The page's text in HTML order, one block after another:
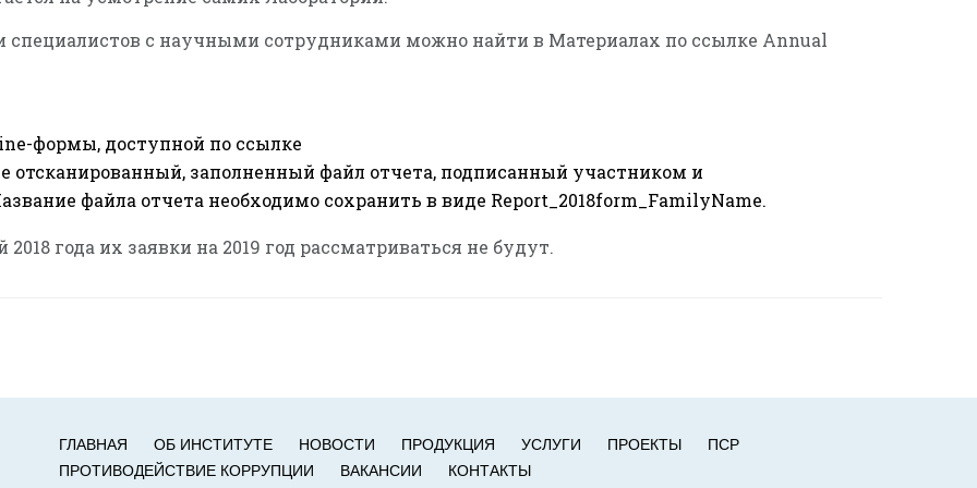
специалистов с научными сотрудниками можно найти в Материалах по ссылке Annual
формы, доступной по ссылке
отсканированный, заполненный файл отчета, подписанный участником и
файла отчета необходимо сохранить в виде Report_2018form_FamilyName.
года их заявки на 2019 год рассматриваться не будут.
ГЛАВНАЯ ОБ ИНСТИТУТЕ НОВОСТИ ПРОДУКЦИЯ УСЛУГИ ПРОЕКТЫ
ПСР
ПРОТИВОДЕЙСТВИЕ КОРРУПЦИИ
ВАКАНСИИ КОНТАКТЫ